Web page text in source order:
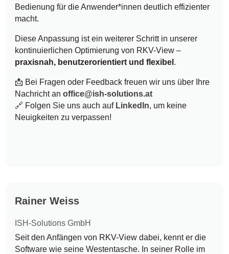
Bedienung für die Anwender*innen deutlich effizienter
macht.
Diese Anpassung ist ein weiterer Schritt in unserer
kontinuierlichen Optimierung von RKV-View –
praxisnah, benutzerorientiert und flexibel .
📩 Bei Fragen oder Feedback freuen wir uns über Ihre
Nachricht anoffice@ish-solutions.at
🔗 Folgen Sie uns auch auf LinkedIn, um keine
Neuigkeiten zu verpassen!
Rainer Weiss
ISH-Solutions GmbH
Seit den Anfängen von RKV-View dabei, kennt er die
Software wie seine Westentasche. In seiner Rolle im